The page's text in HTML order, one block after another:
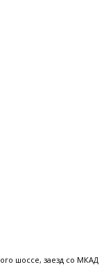
шоссе, заезд со МКАД